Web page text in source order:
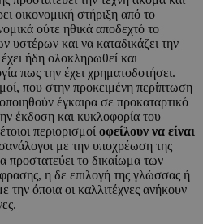
οικονομική στήριξη από το
ούτε ηθικά αποδεχτό το
υστέρων και να καταδικάζει την
ήδη ολοκληρωθεί και
πως την έχει χρηματοδοτήσει.
που στην προκειμένη περίπτωση
έγκαιρα σε προκαταρτικό
έκδοση και κυκλοφορία του
περιορισμοί οφείλουν να είναι
με την υποχρέωση της
προστατεύει το δικαίωμα των
η δε επιλογή της γλώσσας ή
την όποια οι καλλιτέχνες ανήκουν